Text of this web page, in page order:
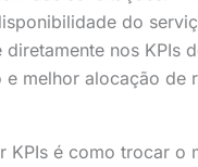
do
nos KPIs
melhor alocação de
KPIs é como trocar